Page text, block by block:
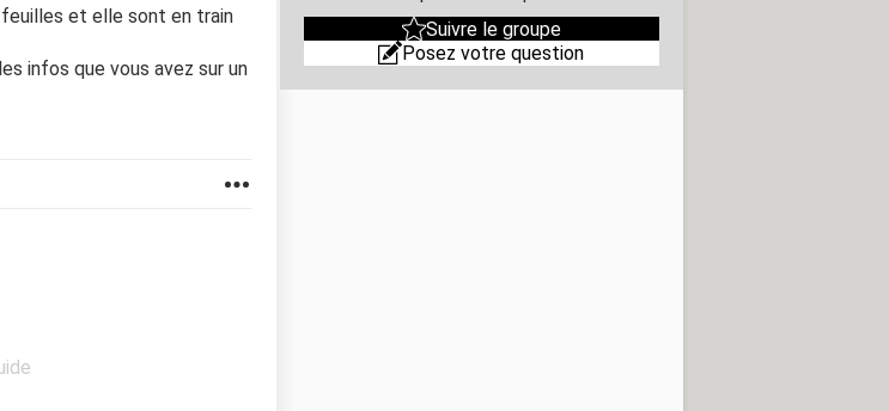
feuilles et elle sont en train
infos que vous avez sur un
Suivre le groupe
Posez votre question